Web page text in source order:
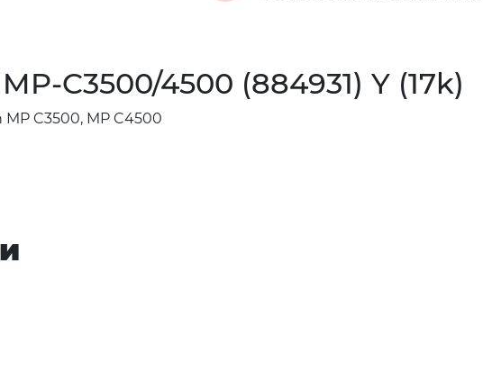
C3500/4500 (884931) Y (17k)
C3500, MP C4500